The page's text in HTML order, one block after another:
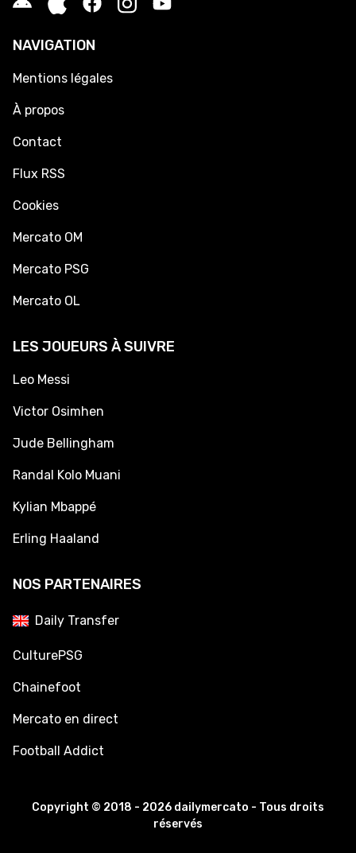
NAVIGATION
Mentions légales
À propos
Contact
Flux RSS
Cookies
Mercato OM
Mercato PSG
Mercato OL
LES JOUEURS À SUIVRE
Leo Messi
Victor Osimhen
Jude Bellingham
Randal Kolo Muani
Kylian Mbappé
Erling Haaland
NOS PARTENAIRES
Daily Transfer
CulturePSG
Chainefoot
Mercato en direct
Football Addict
Copyright © 2018 - 2026 dailymercato - Tous droits
réservés